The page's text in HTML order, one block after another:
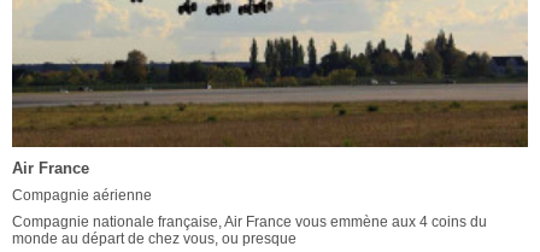
Air France
Compagnie aérienne
Compagnie nationale française, Air France vous emmène aux 4 coins du
monde au départ de chez vous, ou presque